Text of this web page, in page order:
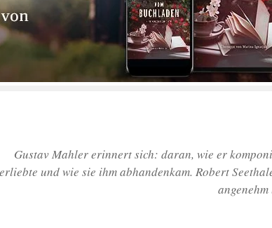
Gustav Mahler erinnert sich: daran, wie er
und wie sie ihm abhandenkam. Robert